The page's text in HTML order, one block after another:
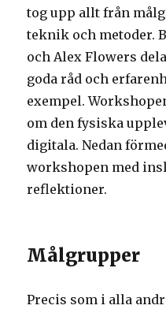
tog upp allt från
teknik och metoder.
och Alex Flowers
goda råd och
exempel.
om den fysiska
digitala. Nedan
workshopen med
reflektioner.
Målgrupper
Precis som i alla